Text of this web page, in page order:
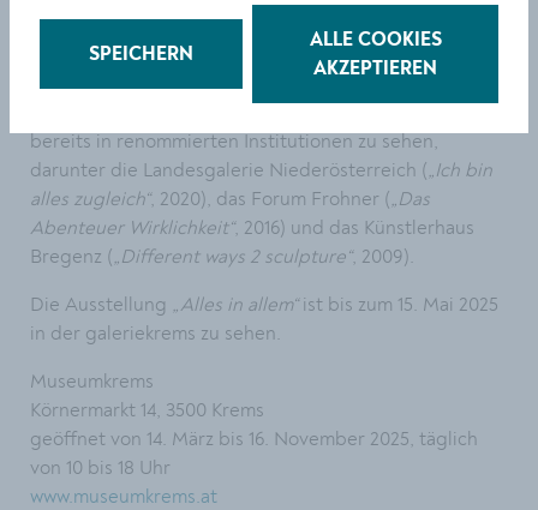
Universität für angewandte Kunst Wien in der
Meisterklasse von Grete Rader-Soulek. Ihr Schaffen
wurde 1985 mit dem Anerkennungspreis des Landes
bereits in renommierten Institutionen zu sehen,
darunter die Landesgalerie Niederösterreich („Ich bin
alles zugleich“, 2020), das Forum Frohner („Das
Abenteuer Wirklichkeit“, 2016) und das Künstlerhaus
Bregenz („Different ways 2 sculpture“, 2009).
Die Ausstellung „Alles in allem“ist bis zum 15. Mai 2025
in der galeriekrems zu sehen.
Museumkrems
Körnermarkt 14, 3500 Krems
geöffnet von 14. März bis 16. November 2025, täglich
von 10 bis 18 Uhr
www.museumkrems.at
SPEICHERN
ALLE COOKIES
AKZEPTIEREN